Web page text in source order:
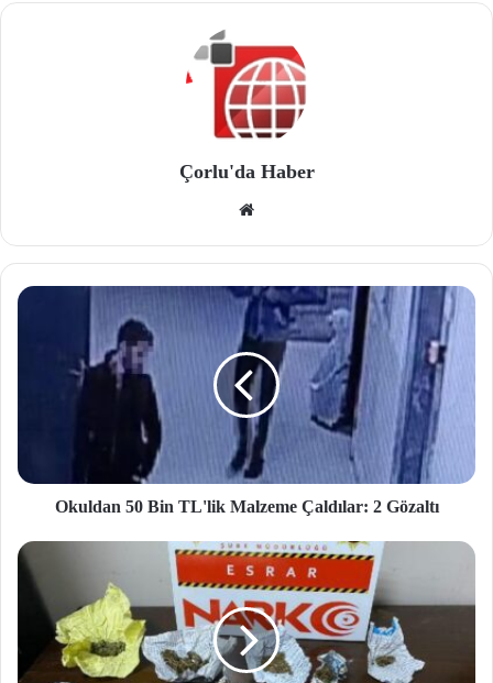
Çorlu'da Haber
site
si
Okuldan 50 Bin TL'lik Malzeme Çaldılar: 2 Gözaltı